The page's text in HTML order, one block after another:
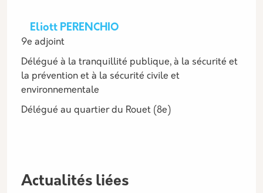
Eliott PERENCHIO
9e adjoint
Délégué à la tranquillité publique, à la sécurité et
la prévention et à la sécurité civile et
environnementale
Délégué au quartier du Rouet (8e)
Actualités liées